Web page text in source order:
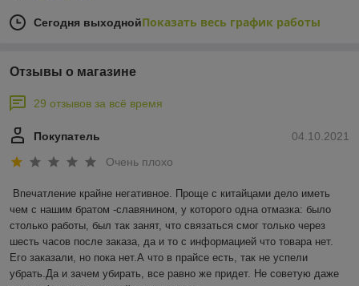
Сегодня выходнойПоказать весь график работы
Отзывы о магазине
29 отзывов за всё время
04.10.2021
Покупатель
Очень плохо
Впечатление крайне негативное. Проще с китайцами дело иметь
чем с нашим братом -славянином, у которого одна отмазка: было
столько работы, был так занят, что связаться смог только через
шесть часов после заказа, да и то с информацией что товара нет.
Его заказали, но пока нет.А что в прайсе есть, так не успели
убрать.Да и зачем убирать, все равно же придет. Не советую даже